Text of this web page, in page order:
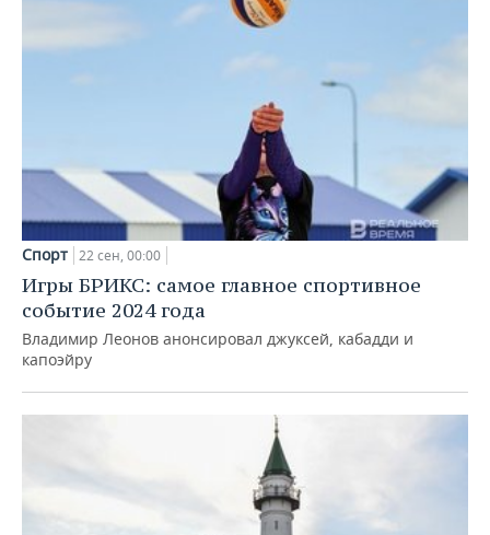
Спорт 22 сен, 00:00
Игры БРИКС: самое главное спортивное
событие 2024 года
Владимир Леонов анонсировал джуксей, кабадди и
капоэйру